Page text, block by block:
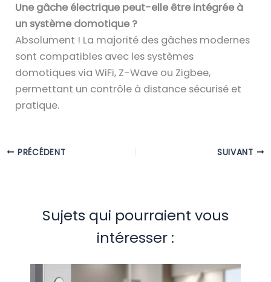
Une gâche électrique peut-elle être intégrée à
un système domotique ?
Absolument ! La majorité des gâches modernes
sont compatibles avec les systèmes
domotiques via WiFi, Z-Wave ou Zigbee,
permettant un contrôle à distance sécurisé et
pratique.
PRÉCÉDENT SUIVANT
Sujets qui pourraient vous
intéresser :